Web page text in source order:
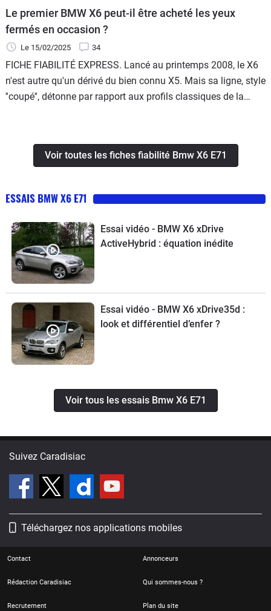
Le premier BMW X6 peut-il être acheté les yeux
fermés en occasion ?
Le 15/02/2025 34
FICHE FIABILITÉ EXPRESS. Lancé au printemps 2008, le X6
n'est autre qu'un dérivé du bien connu X5. Mais sa ligne, style
''coupé'', détonne par rapport aux profils classiques de la
Voir toutes les fiches fiabilité Bmw X6 E71
ESSAIS BMW X6 E71
Essai vidéo - BMW X6 xDrive
ActiveHybrid : équation inédite
Essai vidéo - BMW X6 xDrive35d :
look et différentiel d’enfer ?
Voir tous les essais Bmw X6 E71
Suivez Caradisiac
Téléchargez nos applications mobiles
Contact Annonceurs
Rédaction Caradisiac Qui sommes-nous ?
Recrutement Plan du site